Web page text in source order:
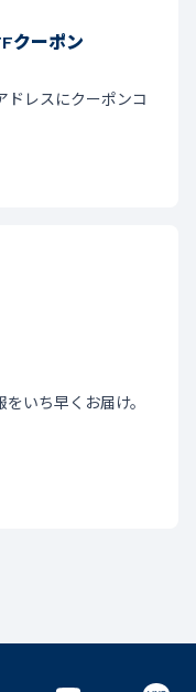
クーポン
ドレスにクーポンコ
いち早くお届け。